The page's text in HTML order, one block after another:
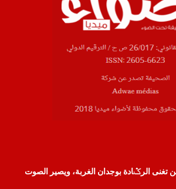
تغنى الرݣادة بوجدان الغربة، ويصير الصوت